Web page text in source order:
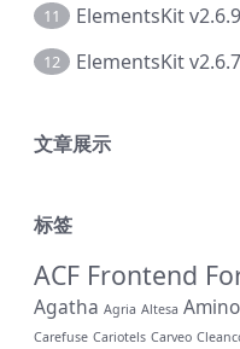
11 ElementsKit
12 ElementsKit
文章展示
标签
ACF Frontend
Agatha Agria Altesa Amino
Carefuse Cariotels Carveo